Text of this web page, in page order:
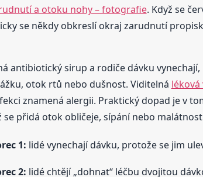
a otoku nohy – fotografie. Když se
se někdy obkreslí okraj zarudnutí
antibiotický sirup a rodiče dávku
otok rtů nebo dušnost. Viditelná
znamená alergii. Praktický dopad je v
se přidá otok obličeje, sípání nebo
1: lidé vynechají dávku, protože se jim
2: lidé chtějí „dohnat“ léčbu dvojitou